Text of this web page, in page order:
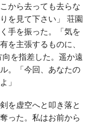
から去っても去らな
を見て下さい」 荘園
手を振った。「気を
を主張するものに、
を指差した。遥か遠
。「今回、あなたの
」
を虚空へと叩き落と
った。私はお前から